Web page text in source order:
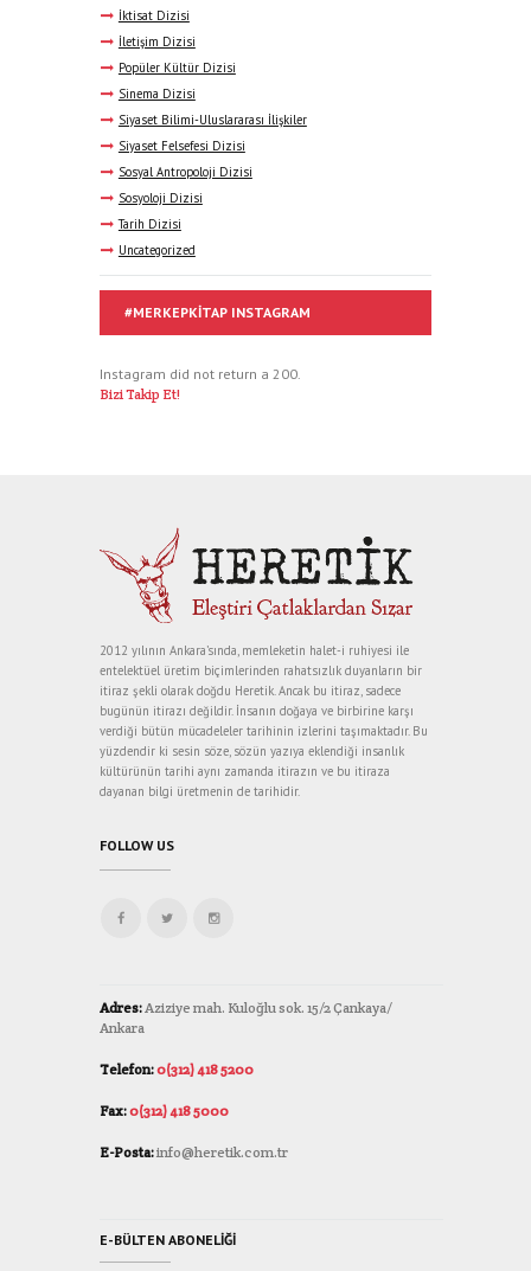
İktisat Dizisi
İletişim Dizisi
Popüler Kültür Dizisi
Sinema Dizisi
Siyaset Bilimi-Uluslararası İlişkiler
Siyaset Felsefesi Dizisi
Sosyal Antropoloji Dizisi
Sosyoloji Dizisi
Tarih Dizisi
Uncategorized
#MERKEPKITAP INSTAGRAM
Instagram did not return a 200.
Bizi Takip Et!
2012 yılının Ankara’sında, memleketin halet-i ruhiyesi ile
entelektüel üretim biçimlerinden rahatsızlık duyanların bir
itiraz şekli olarak doğdu Heretik. Ancak bu itiraz, sadece
bugünün itirazı değildir. İnsanın doğaya ve birbirine karşı
verdiği bütün mücadeleler tarihinin izlerini taşımaktadır. Bu
yüzdendir ki sesin söze, sözün yazıya eklendiği insanlık
kültürünün tarihi aynı zamanda itirazın ve bu itiraza
dayanan bilgi üretmenin de tarihidir.
FOLLOW US
Adres: Aziziye mah. Kuloğlu sok. 15/2 Çankaya/
Ankara
Telefon:0(312) 418 5200
Fax:0(312) 418 5000
E-Posta:info@heretik.com.tr
E-BÜLTEN ABONELIĞI